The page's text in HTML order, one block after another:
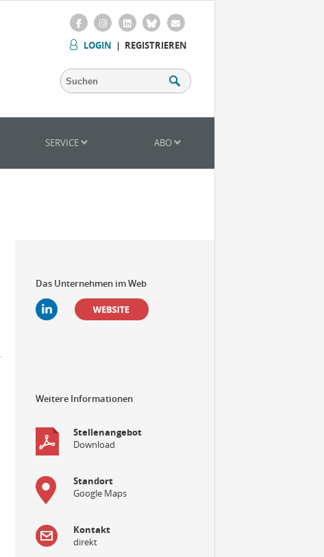
LOGIN | REGISTRIEREN
SERVICE ABO
Das Unternehmen im Web
Weitere Informationen
Stellenangebot
Download
Standort
Google Maps
Kontakt
direkt